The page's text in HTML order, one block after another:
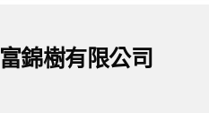
富錦樹有限公司